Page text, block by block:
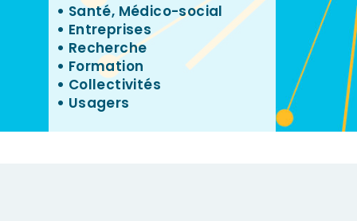
• Santé, Médico-social
• Entreprises
• Recherche
• Formation
• Collectivités
• Usagers